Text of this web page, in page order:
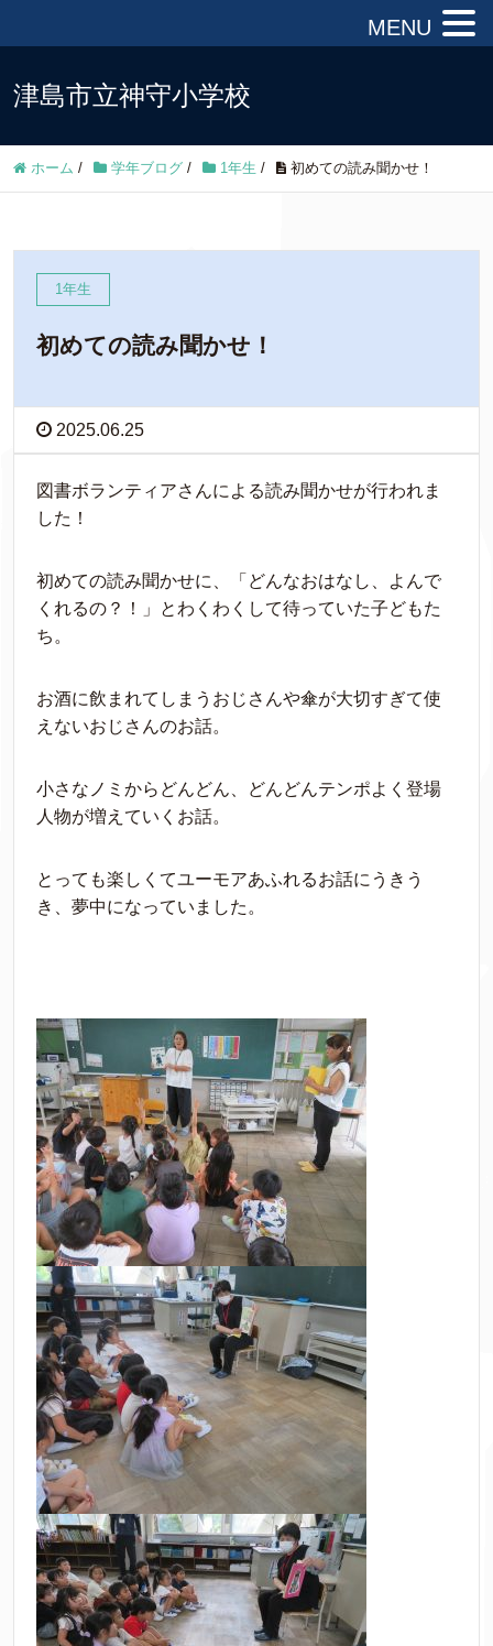
津島市立神守小学校
ホーム / 学年ブログ / 1年生 / 初めての読み聞かせ！
1年生
初めての読み聞かせ！
2025.06.25
図書ボランティアさんによる読み聞かせが行われま
した！
初めての読み聞かせに、「どんなおはなし、よんで
くれるの？！」とわくわくして待っていた子どもた
ち。
お酒に飲まれてしまうおじさんや傘が大切すぎて使
えないおじさんのお話。
小さなノミからどんどん、どんどんテンポよく登場
人物が増えていくお話。
とっても楽しくてユーモアあふれるお話にうきう
き、夢中になっていました。
MENU